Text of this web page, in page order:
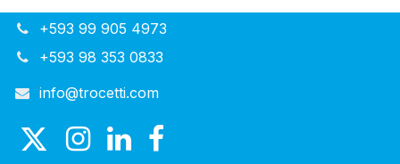
+593 99 905 4973
+593 98 353 0833
info@trocetti.com